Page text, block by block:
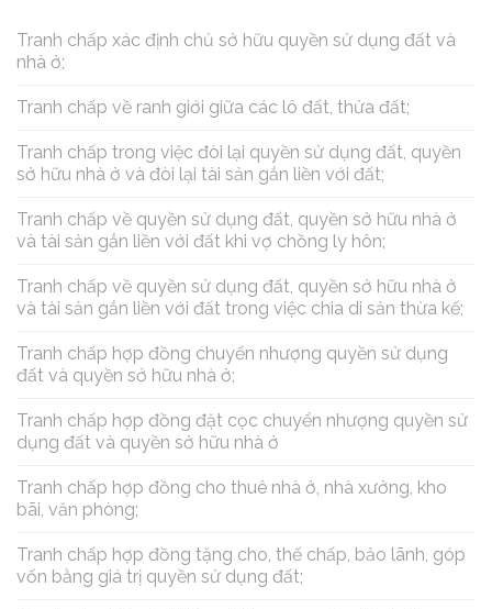
Tranh chấp xác định chủ sở hữu quyền sử dụng đất và
nhà ở;
Tranh chấp về ranh giới giữa các lô đất, thửa đất;
Tranh chấp trong việc đòi lại quyền sử dụng đất, quyền
sở hữu nhà ở và đòi lại tài sản gắn liền với đất;
Tranh chấp về quyền sử dụng đất, quyền sở hữu nhà ở
và tài sản gắn liền với đất khi vợ chồng ly hôn;
Tranh chấp về quyền sử dụng đất, quyền sở hữu nhà ở
và tài sản gắn liền với đất trong việc chia di sản thừa kế;
Tranh chấp hợp đồng chuyển nhượng quyền sử dụng
đất và quyền sở hữu nhà ở;
Tranh chấp hợp đồng đặt cọc chuyển nhượng quyền sử
dụng đất và quyền sở hữu nhà ở
Tranh chấp hợp đồng cho thuê nhà ở, nhà xưởng, kho
bãi, văn phòng;
Tranh chấp hợp đồng tặng cho, thế chấp, bảo lãnh, góp
vốn bằng giá trị quyền sử dụng đất;